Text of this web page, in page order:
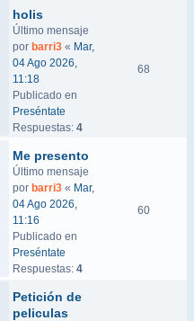
holis
Último mensaje
por barri3 « Mar,
04 Ago 2026,
11:18
Publicado en
Preséntate
Respuestas: 4
68
Me presento
Último mensaje
por barri3 « Mar,
04 Ago 2026,
11:16
Publicado en
Preséntate
Respuestas: 4
60
Petición de
peliculas